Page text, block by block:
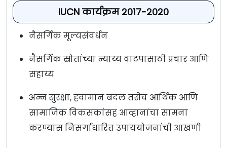
IUCN कार्यक्रम २०१७-२०२०
नैसर्गिक मूल्यसंवर्धन
नैसर्गिक स्रोतांच्या न्याय्य वाटपासाठी प्रचार आणि
सहाय्य
अन्न सुरक्षा, हवामान बदल तसेच आर्थिक आणि
सामाजिक विकसकांसह आव्हानांचा सामना
करण्यास निसर्गाधारित उपाययोजनांची आखणी